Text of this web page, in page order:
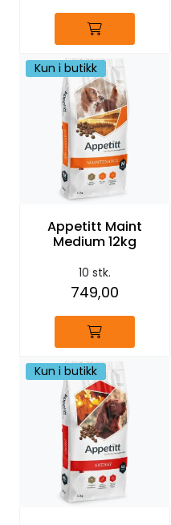
Kun i butikk
Appetitt Maint
Medium 12kg
10 stk.
749,00
Kun i butikk